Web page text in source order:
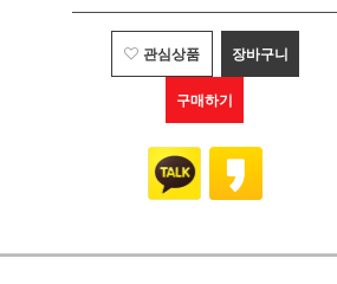
관심상품 장바구니
구매하기